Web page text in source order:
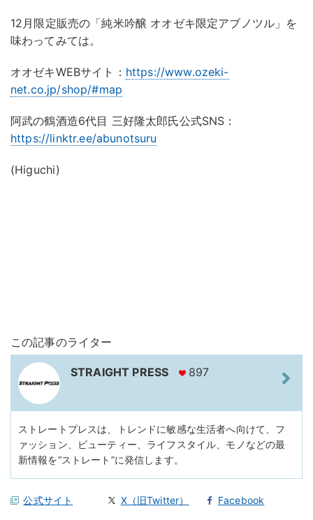
12月限定販売の「純米吟醸 オオゼキ限定アブノツル」を
味わってみては。
オオゼキWEBサイト： https://www.ozeki-
net.co.jp/shop/#map
阿武の鶴酒造6代目 三好隆太郎氏公式SNS：
https://linktr.ee/abunotsuru
(Higuchi)
この記事のライター
STRAIGHT PRESS 897
ストレートプレスは、トレンドに敏感な生活者へ向けて、フ
ァッション、ビューティー、ライフスタイル、モノなどの最
新情報を“ストレート”に発信します。
公式サイト X（旧Twitter） Facebook